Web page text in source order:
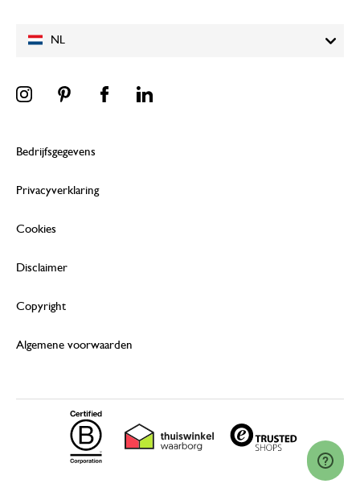
NL
Bedrijfsgegevens
Privacyverklaring
Cookies
Disclaimer
Copyright
Algemene voorwaarden